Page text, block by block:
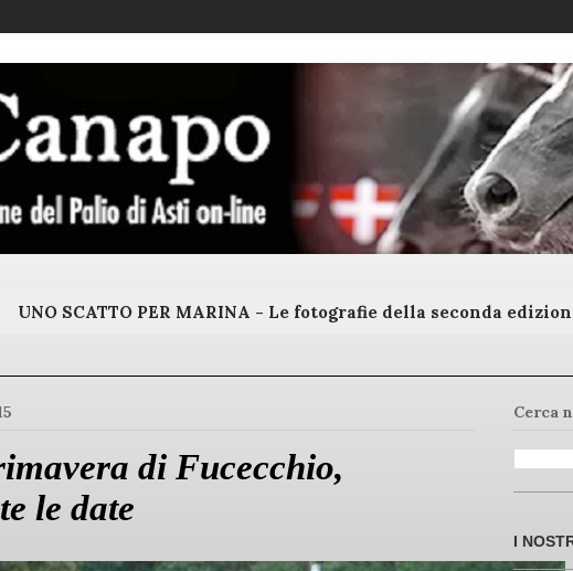
UNO SCATTO PER MARINA - Le fotografie della seconda
di Fucecchio,
le date
Cerca
I